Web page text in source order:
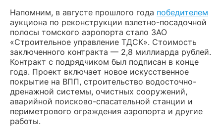
Напомним, в августе прошлого года победителем
аукциона по реконструкции взлетно-посадочной
полосы томского аэропорта стало ЗАО
«Строительное управление ТДСК». Стоимость
заключенного контракта — 2,8 миллиарда рублей.
Контракт с подрядчиком был подписан в конце
года. Проект включает новое искусственное
покрытие на ВПП, строительство водосточно-
дренажной системы, очистных сооружений,
аварийной поисково-спасательной станции и
периметрового ограждения аэропорта и другие
работы.